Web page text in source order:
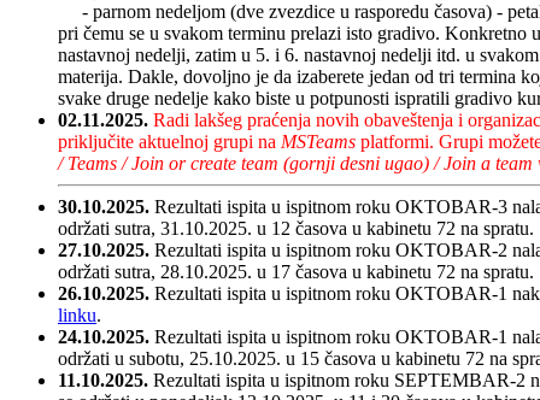
- parnom nedeljom (dve zvezdice u rasporedu časova) -
pri čemu se u svakom terminu prelazi isto gradivo. Konkretno
nastavnoj nedelji, zatim u 5. i 6. nastavnoj nedelji itd. u
materija. Dakle, dovoljno je da izaberete jedan od tri termina
svake druge nedelje kako biste u potpunosti ispratili gradivo
02.11.2025. Radi lakšeg praćenja novih obaveštenja i
priključite aktuelnoj grupi na MSTeams platformi. Grupi
/ Teams / Join or create team (gornji desni ugao) / Join a team
30.10.2025. Rezultati ispita u ispitnom roku OKTOBAR-3
održati sutra, 31.10.2025. u 12 časova u kabinetu 72 na spratu.
27.10.2025. Rezultati ispita u ispitnom roku OKTOBAR-2
održati sutra, 28.10.2025. u 17 časova u kabinetu 72 na spratu.
26.10.2025. Rezultati ispita u ispitnom roku OKTOBAR-1
linku.
24.10.2025. Rezultati ispita u ispitnom roku OKTOBAR-1
održati u subotu, 25.10.2025. u 15 časova u kabinetu 72 na
11.10.2025. Rezultati ispita u ispitnom roku SEPTEMBAR-2